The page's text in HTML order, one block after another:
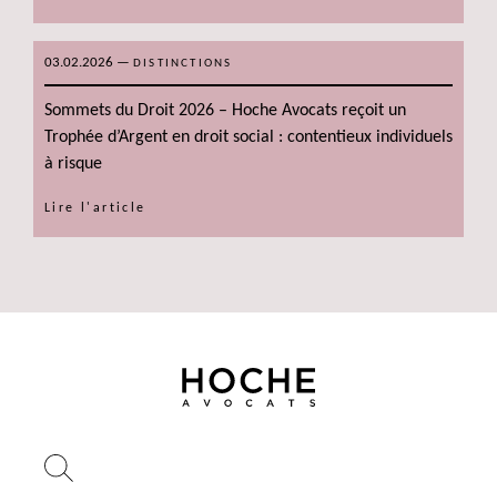
03.02.2026 — DISTINCTIONS
Sommets du Droit 2026 – Hoche Avocats reçoit un
Trophée d’Argent en droit social : contentieux individuels
à risque
Lire l'article